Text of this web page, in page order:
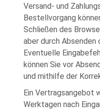
Versand- und
Bestellvorgang
Schließen des
aber durch Absenden
Eventuelle
können Sie vor
und mithilfe der
Ein Vertragsangebot
Werktagen nach